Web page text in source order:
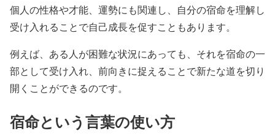
個人の性格や才能、運勢にも関連し、自分の宿命を理解し
受け入れることで自己成長を促すこともあります。
例えば、ある人が困難な状況にあっても、それを宿命の一
部として受け入れ、前向きに捉えることで新たな道を切り
開くことができるのです。
宿命という言葉の使い方